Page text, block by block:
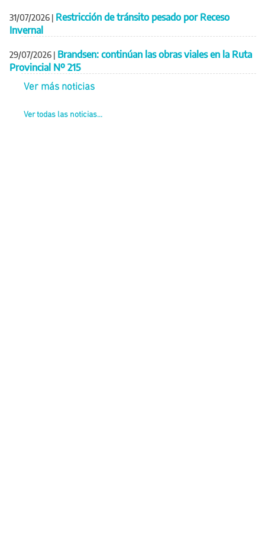
31/07/2026 | Restricción de tránsito pesado por Receso
Invernal
29/07/2026 | Brandsen: continúan las obras viales en la Ruta
Provincial Nº 215
Ver más noticias
Ver todas las noticias...